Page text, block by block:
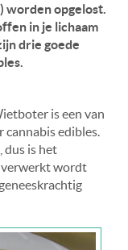
worden opgelost.
in je lichaam
drie goede
is een van
cannabis edibles.
dus is het
verwerkt wordt